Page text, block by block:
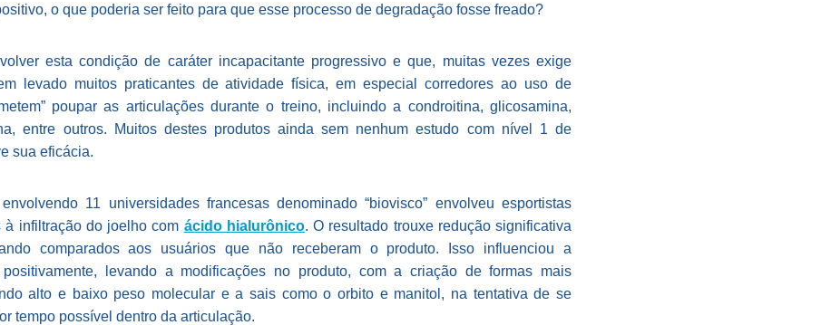
o que poderia ser feito para que esse processo de degradação fosse freado?
esta condição de caráter incapacitante progressivo e que, muitas vezes exige
levado muitos praticantes de atividade física, em especial corredores ao uso de
poupar as articulações durante o treino, incluindo a condroitina, glicosamina,
entre outros. Muitos destes produtos ainda sem nenhum estudo com nível 1 de
sua eficácia.
11 universidades francesas denominado “biovisco” envolveu esportistas
à infiltração do joelho com ácido hialurônico. O resultado trouxe redução significativa
comparados aos usuários que não receberam o produto. Isso influenciou a
positivamente, levando a modificações no produto, com a criação de formas mais
alto e baixo peso molecular e a sais como o orbito e manitol, na tentativa de se
tempo possível dentro da articulação.